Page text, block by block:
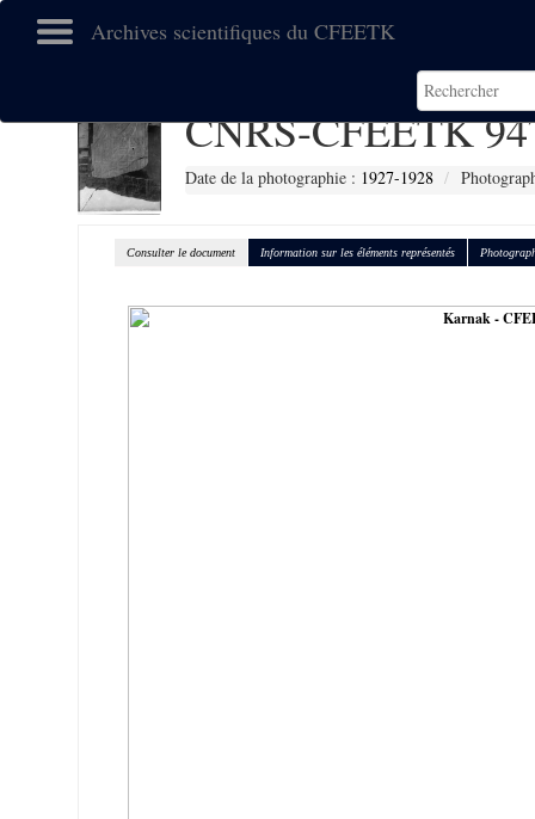
Archives scientifiques du CFEETK
CNRS-CFEETK
Date de la photographie : 1927-1928
Consulter le document Information sur les éléments représentés